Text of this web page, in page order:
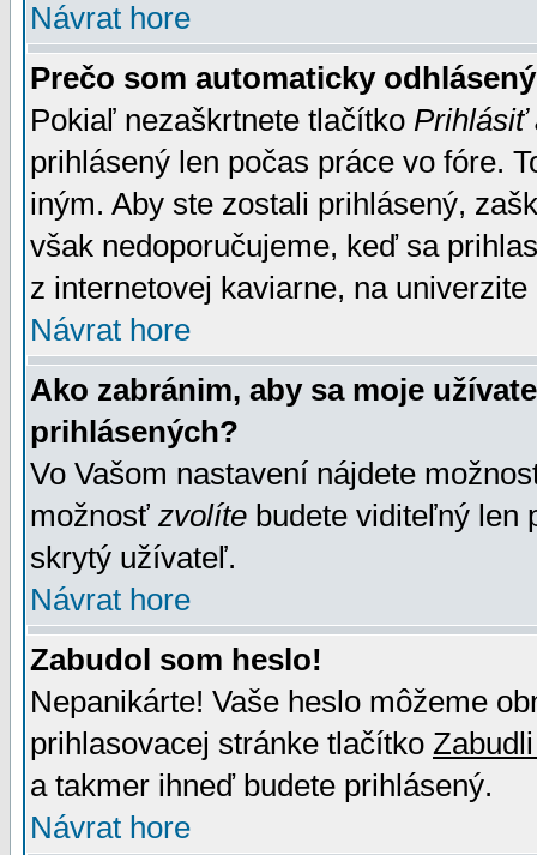
Návrat hore
Prečo som automaticky
Pokiaľ nezaškrtnete tlačítko Prihlásiť
prihlásený len počas práce vo fóre.
iným. Aby ste zostali prihlásený,
však nedoporučujeme, keď sa
z internetovej kaviarne, na univerzite
Návrat hore
Ako zabránim, aby sa moje
prihlásených?
Vo Vašom nastavení nájdete
možnosť zvolíte budete viditeľný len
skrytý užívateľ.
Návrat hore
Zabudol som heslo!
Nepanikárte! Vaše heslo môžeme
prihlasovacej stránke tlačítko
a takmer ihneď budete prihlásený.
Návrat hore